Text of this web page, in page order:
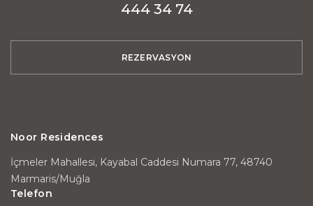
444 34 74
REZERVASYON
Noor Residences
İçmeler Mahallesi, Kayabal Caddesi Numara 77, 48740
Marmaris/Muğla
Telefon